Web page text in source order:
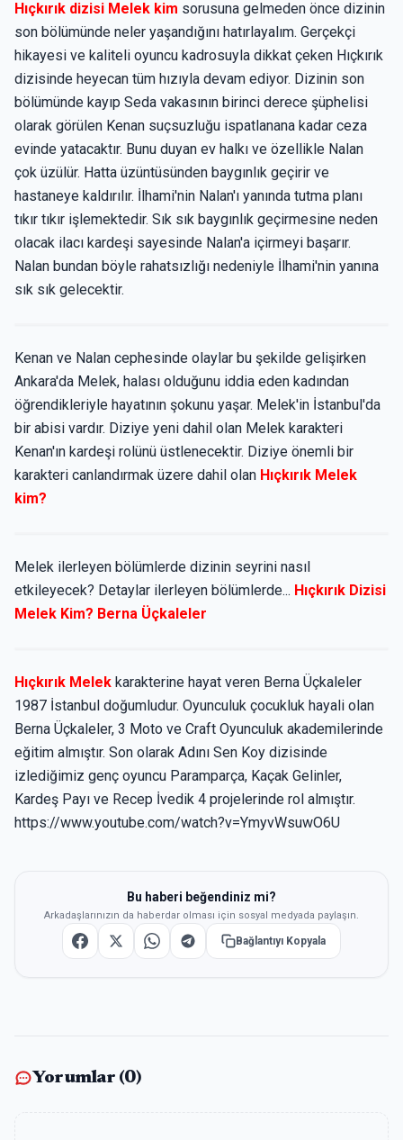
Hıçkırık dizisi Melek kim sorusuna gelmeden önce dizinin
son bölümünde neler yaşandığını hatırlayalım. Gerçekçi
hikayesi ve kaliteli oyuncu kadrosuyla dikkat çeken Hıçkırık
dizisinde heyecan tüm hızıyla devam ediyor. Dizinin son
bölümünde kayıp Seda vakasının birinci derece şüphelisi
olarak görülen Kenan suçsuzluğu ispatlanana kadar ceza
evinde yatacaktır. Bunu duyan ev halkı ve özellikle Nalan
çok üzülür. Hatta üzüntüsünden baygınlık geçirir ve
hastaneye kaldırılır. İlhami'nin Nalan'ı yanında tutma planı
tıkır tıkır işlemektedir. Sık sık baygınlık geçirmesine neden
olacak ilacı kardeşi sayesinde Nalan'a içirmeyi başarır.
Nalan bundan böyle rahatsızlığı nedeniyle İlhami'nin yanına
sık sık gelecektir.
Kenan ve Nalan cephesinde olaylar bu şekilde gelişirken
Ankara'da Melek, halası olduğunu iddia eden kadından
öğrendikleriyle hayatının şokunu yaşar. Melek'in İstanbul'da
bir abisi vardır. Diziye yeni dahil olan Melek karakteri
Kenan'ın kardeşi rolünü üstlenecektir. Diziye önemli bir
karakteri canlandırmak üzere dahil olan Hıçkırık Melek
kim?
Melek ilerleyen bölümlerde dizinin seyrini nasıl
etkileyecek? Detaylar ilerleyen bölümlerde... Hıçkırık Dizisi
Melek Kim? Berna Üçkaleler
Hıçkırık Melek karakterine hayat veren Berna Üçkaleler
1987 İstanbul doğumludur. Oyunculuk çocukluk hayali olan
Berna Üçkaleler, 3 Moto ve Craft Oyunculuk akademilerinde
eğitim almıştır. Son olarak Adını Sen Koy dizisinde
izlediğimiz genç oyuncu Paramparça, Kaçak Gelinler,
Kardeş Payı ve Recep İvedik 4 projelerinde rol almıştır.
https://www.youtube.com/watch?v=YmyvWsuwO6U
Bu haberi beğendiniz mi?
Arkadaşlarınızın da haberdar olması için sosyal medyada paylaşın.
Bağlantıyı Kopyala
Yorumlar (0)